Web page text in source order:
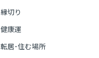
縁切り
健康運
転居･住む場所